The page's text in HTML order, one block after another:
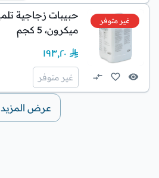
غير متوفر
ميكرون، 5 كجم
١٩٣٫٢٠
غير متوفر
عرض المزيد